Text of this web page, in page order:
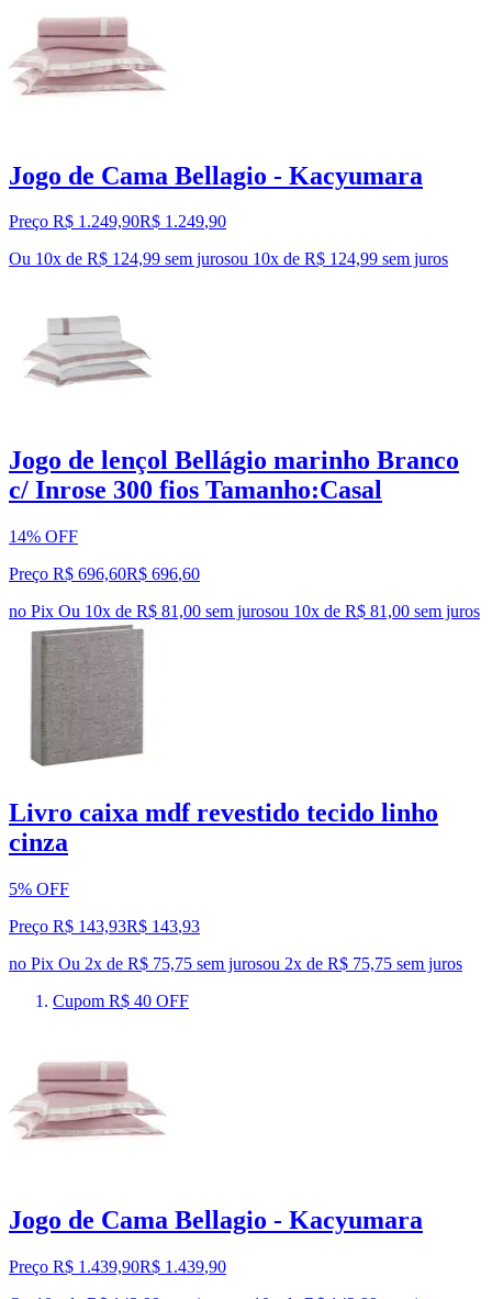
Jogo de Cama Bellagio - Kacyumara
Preço R$ 1.249,90R$ 1.249,90
Ou 10x de R$ 124,99 sem jurosou 10x de R$ 124,99 sem juros
Jogo de lençol Bellágio marinho Branco
c/ Inrose 300 fios Tamanho:Casal
14% OFF
Preço R$ 696,60R$ 696,60
no Pix Ou 10x de R$ 81,00 sem jurosou 10x de R$ 81,00 sem juros
Livro caixa mdf revestido tecido linho
cinza
5% OFF
Preço R$ 143,93R$ 143,93
no Pix Ou 2x de R$ 75,75 sem jurosou 2x de R$ 75,75 sem juros
Cupom R$ 40 OFF
Jogo de Cama Bellagio - Kacyumara
Preço R$ 1.439,90R$ 1.439,90